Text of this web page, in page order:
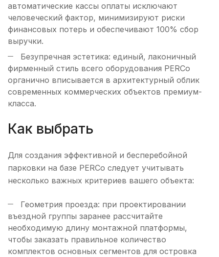
автоматические кассы оплаты исключают
человеческий фактор, минимизируют риски
финансовых потерь и обеспечивают 100% сбор
выручки.
Безупречная эстетика: единый, лаконичный
фирменный стиль всего оборудования PERCo
органично вписывается в архитектурный облик
современных коммерческих объектов премиум-
класса.
Как выбрать
Для создания эффективной и бесперебойной
парковки на базе PERCo следует учитывать
несколько важных критериев вашего объекта:
Геометрия проезда: при проектировании
въездной группы заранее рассчитайте
необходимую длину монтажной платформы,
чтобы заказать правильное количество
комплектов основных сегментов для островка